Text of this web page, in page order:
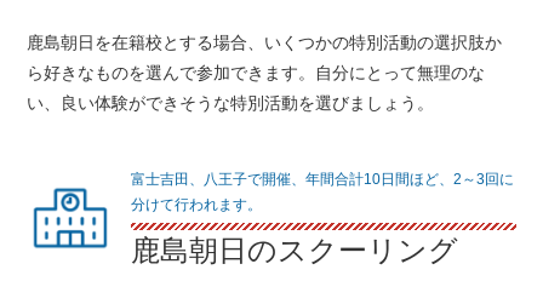
鹿島朝日を在籍校とする場合、いくつかの特別活動の選択肢か
ら好きなものを選んで参加できます。自分にとって無理のな
い、良い体験ができそうな特別活動を選びましょう。
富士吉田、八王子で開催、年間合計10日間ほど、2～3回に
分けて行われます。
鹿島朝日のスクーリング